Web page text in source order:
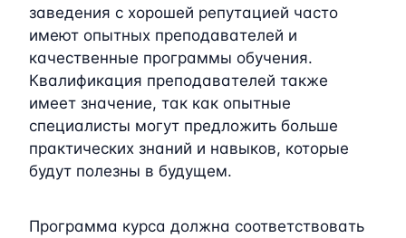
заведения с хорошей репутацией часто
имеют опытных преподавателей и
качественные программы обучения.
Квалификация преподавателей также
имеет значение, так как опытные
специалисты могут предложить больше
практических знаний и навыков, которые
будут полезны в будущем.
Программа курса должна соответствовать